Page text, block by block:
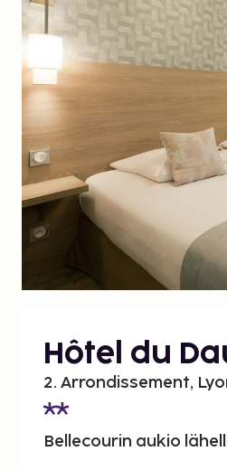
Hôtel du
2. Arrondissement,
Bellecourin aukio